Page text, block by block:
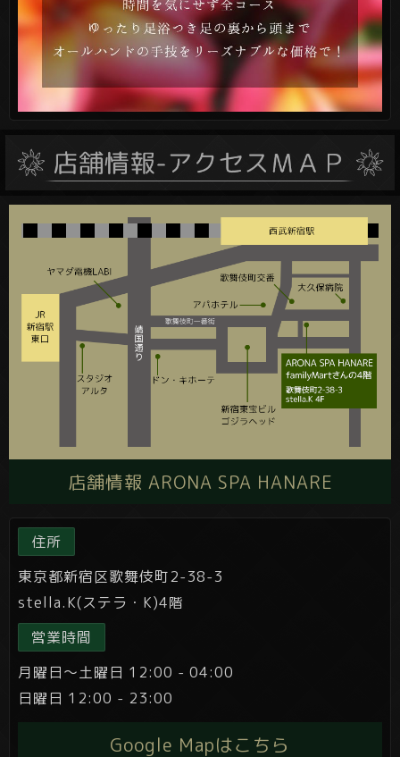
店舗情報 ARONA SPA HANARE
住所
東京都新宿区歌舞伎町2-38-3
stella.K(ステラ・K)4階
営業時間
月曜日～土曜日 12:00 - 04:00
日曜日 12:00 - 23:00
Google Mapはこちら